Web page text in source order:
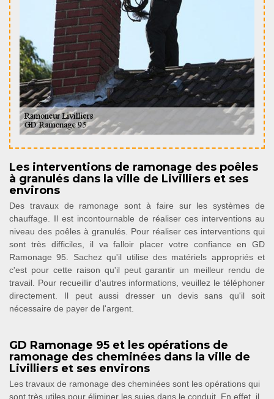
Les interventions de ramonage des poêles
à granulés dans la ville de Livilliers et ses
environs
Des travaux de ramonage sont à faire sur les systèmes de
chauffage. Il est incontournable de réaliser ces interventions au
niveau des poêles à granulés. Pour réaliser ces interventions qui
sont très difficiles, il va falloir placer votre confiance en GD
Ramonage 95. Sachez qu'il utilise des matériels appropriés et
c'est pour cette raison qu'il peut garantir un meilleur rendu de
travail. Pour recueillir d'autres informations, veuillez le téléphoner
directement. Il peut aussi dresser un devis sans qu'il soit
nécessaire de payer de l'argent.
GD Ramonage 95 et les opérations de
ramonage des cheminées dans la ville de
Livilliers et ses environs
Les travaux de ramonage des cheminées sont les opérations qui
sont très utiles pour éliminer les suies dans le conduit. En effet, il